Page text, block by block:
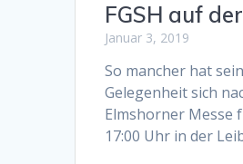
FGSH auf
Januar 3, 2019
So mancher hat
Gelegenheit sich
Elmshorner Messe
17:00 Uhr in der